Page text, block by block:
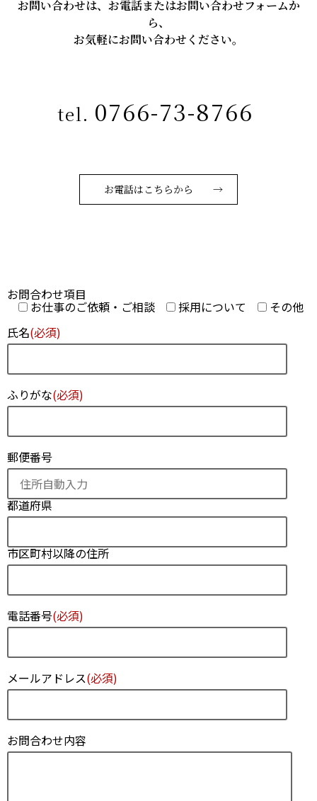
お問い合わせは、お電話またはお問い合わせフォームか
ら、
お気軽にお問い合わせください。
tel. 0766-73-8766
お電話はこちらから →
お問合わせ項目
お仕事のご依頼・ご相談 採用について
その他
氏名(必須)
ふりがな(必須)
郵便番号
都道府県
市区町村以降の住所
電話番号(必須)
メールアドレス(必須)
お問合わせ内容